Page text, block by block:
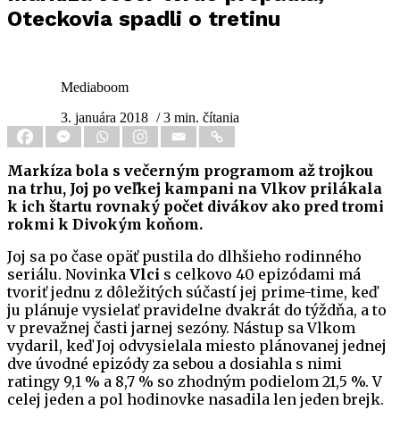
Oteckovia spadli o tretinu
Mediaboom
3. januára 2018 / 3 min. čítania
Markíza bola s večerným programom až trojkou
na trhu, Joj po veľkej kampani na Vlkov prilákala
k ich štartu rovnaký počet divákov ako pred tromi
rokmi k Divokým koňom.
Joj sa po čase opäť pustila do dlhšieho rodinného
seriálu. Novinka Vlci s celkovo 40 epizódami má
tvoriť jednu z dôležitých súčastí jej prime-time, keď
ju plánuje vysielať pravidelne dvakrát do týždňa, a to
v prevažnej časti jarnej sezóny. Nástup sa Vlkom
vydaril, keď Joj odvysielala miesto plánovanej jednej
dve úvodné epizódy za sebou a dosiahla s nimi
ratingy 9,1 % a 8,7 % so zhodným podielom 21,5 %. V
celej jeden a pol hodinovke nasadila len jeden brejk.